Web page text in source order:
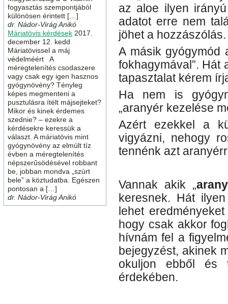
fogyasztás szempontjából
különösen érintett […]
dr. Nádor-Virág Anikó
Máriatövis kérdések 2017.
december 12. kedd
Máriatövissel a máj
védelméért A
méregtelenítés csodaszere
vagy csak egy igen hasznos
gyógynövény? Tényleg
képes megmenteni a
pusztulásra ítélt májsejteket?
Mikor és kinek érdemes
szednie? – ezekre a
kérdésekre keressük a
választ. A máriatövis mint
gyógynövény az elmúlt tíz
évben a méregtelenítés
népszerűsödésével robbant
be, jobban mondva „szúrt
bele” a köztudatba. Egészen
pontosan a […]
dr. Nádor-Virág Anikó
az aloe ilyen
adatot erre nem
jöhet a
A másik gyógymód
fokhagymával”. Hát
tapasztalat kérem
Ha nem is
„aranyér kezelése
Azért ezekkel a
vigyázni, nehogy
tennénk azt
Vannak akik „
keresnek. Hát
lehet
hogy csak akkor
hívnám fel a
bejegyzést, akinek
okuljon ebből és
érdekében.